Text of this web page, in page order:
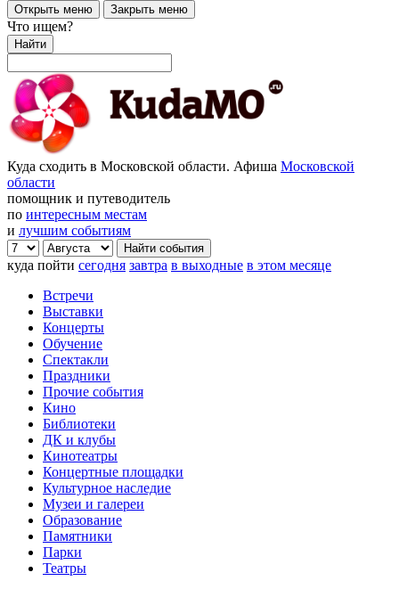
Открыть меню Закрыть меню
Что ищем?
Найти
Куда сходить в Московской области. Афиша Московской
области
помощник и путеводитель
по интересным местам
и лучшим событиям
куда пойти сегодня завтра в выходные в этом месяце
Встречи
Выставки
Концерты
Обучение
Спектакли
Праздники
Прочие события
Кино
Библиотеки
ДК и клубы
Кинотеатры
Концертные площадки
Культурное наследие
Музеи и галереи
Образование
Памятники
Парки
Театры